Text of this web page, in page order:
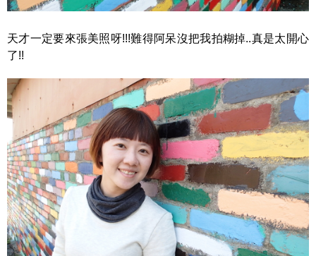
天才一定要來張美照呀!!!難得阿呆沒把我拍糊掉..真是太開心
了!!